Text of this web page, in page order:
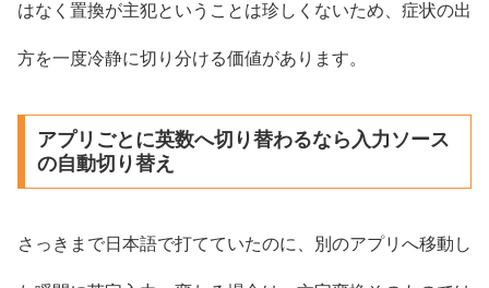
はなく置換が主犯ということは珍しくないため、症状の出
方を一度冷静に切り分ける価値があります。
アプリごとに英数へ切り替わるなら入力ソース
の自動切り替え
さっきまで日本語で打てていたのに、別のアプリへ移動し